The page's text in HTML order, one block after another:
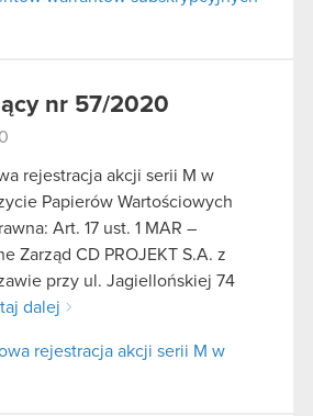
nr 57/2020
rejestracja akcji serii M w
Papierów Wartościowych
Art. 17 ust. 1 MAR –
Zarząd CD PROJEKT S.A. z
przy ul. Jagiellońskiej 74
dalej
rejestracja akcji serii M w